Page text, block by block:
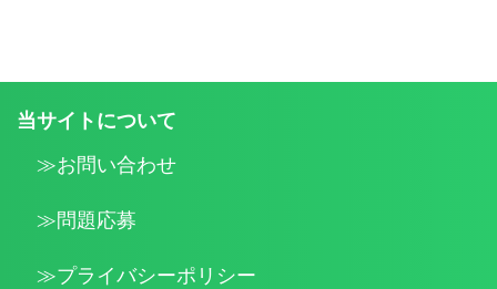
当サイトについて
≫お問い合わせ
≫問題応募
≫プライバシーポリシー